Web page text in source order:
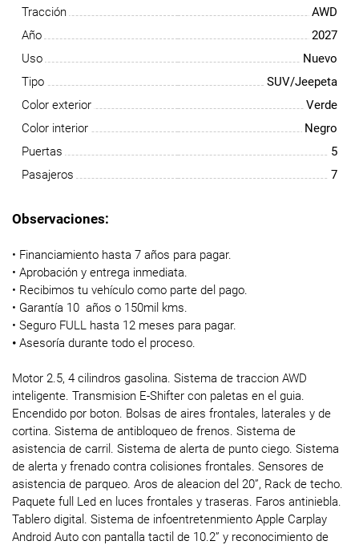
Tracción
AWD
Año
2027
Uso
Nuevo
Tipo
SUV/Jeepeta
Color exterior
Verde
Color interior
Negro
Puertas
5
Pasajeros
7
Observaciones:
• Financiamiento hasta 7 años para pagar.
• Aprobación y entrega inmediata.
• Recibimos tu vehículo como parte del pago.
• Garantía 10 años o 150mil kms.
• Seguro FULL hasta 12 meses para pagar.
• Asesoría durante todo el proceso.
Motor 2.5, 4 cilindros gasolina. Sistema de traccion AWD
inteligente. Transmision E-Shifter con paletas en el guia.
Encendido por boton. Bolsas de aires frontales, laterales y de
cortina. Sistema de antibloqueo de frenos. Sistema de
asistencia de carril. Sistema de alerta de punto ciego. Sistema
de alerta y frenado contra colisiones frontales. Sensores de
asistencia de parqueo. Aros de aleacion del 20”, Rack de techo.
Paquete full Led en luces frontales y traseras. Faros antiniebla.
Tablero digital. Sistema de infoentretenmiento Apple Carplay
Android Auto con pantalla tactil de 10.2” y reconocimiento de